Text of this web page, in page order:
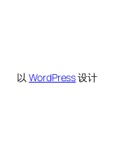
以WordPress设计